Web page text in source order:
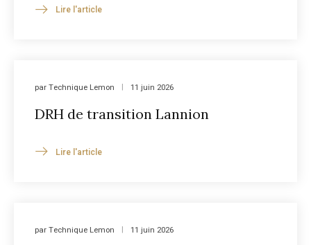
Lire l'article
parTechnique Lemon 11 juin 2026
DRH de transition Lannion
Lire l'article
parTechnique Lemon 11 juin 2026